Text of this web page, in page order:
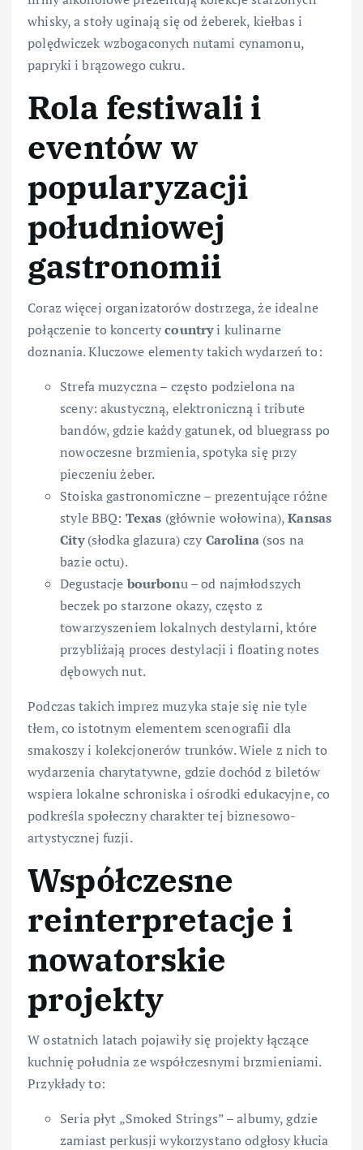
whisky, a stoły uginają się od żeberek, kiełbas i
polędwiczek wzbogaconych nutami cynamonu,
papryki i brązowego cukru.
Rola festiwali i
eventów w
popularyzacji
południowej
gastronomii
Coraz więcej organizatorów dostrzega, że idealne
połączenie to koncertycountryi kulinarne
doznania. Kluczowe elementy takich wydarzeń to:
Strefa muzyczna – często podzielona na
sceny: akustyczną, elektroniczną i tribute
bandów, gdzie każdy gatunek, od bluegrass po
nowoczesne brzmienia, spotyka się przy
pieczeniu żeber.
Stoiska gastronomiczne – prezentujące różne
style BBQ: Texas (głównie wołowina),Kansas
City(słodka glazura) czy Carolina(sos na
bazie octu).
Degustacje bourbonu – od najmłodszych
beczek po starzone okazy, często z
towarzyszeniem lokalnych destylarni, które
przybliżają proces destylacji i floating notes
dębowych nut.
Podczas takich imprez muzyka staje się nie tyle
tłem, co istotnym elementem scenografii dla
smakoszy i kolekcjonerów trunków. Wiele z nich to
wydarzenia charytatywne, gdzie dochód z biletów
wspiera lokalne schroniska i ośrodki edukacyjne, co
podkreśla społeczny charakter tej biznesowo-
artystycznej fuzji.
Współczesne
reinterpretacje i
nowatorskie
projekty
W ostatnich latach pojawiły się projekty łączące
kuchnię południa ze współczesnymi brzmieniami.
Przykłady to:
Seria płyt „Smoked Strings” – albumy, gdzie
zamiast perkusji wykorzystano odgłosy kłucia